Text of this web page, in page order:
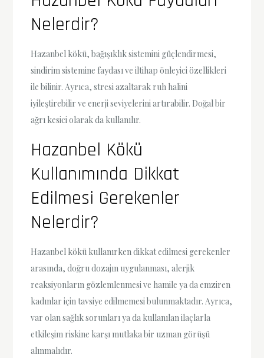
Nelerdir?
Hazanbel kökü, bağışıklık sistemini güçlendirmesi,
sindirim sistemine faydası ve iltihap önleyici özellikleri
ile bilinir. Ayrıca, stresi azaltarak ruh halini
iyileştirebilir ve enerji seviyelerini artırabilir. Doğal bir
ağrı kesici olarak da kullanılır.
Hazanbel Kökü
Kullanımında Dikkat
Edilmesi Gerekenler
Nelerdir?
Hazanbel kökü kullanırken dikkat edilmesi gerekenler
arasında, doğru dozajın uygulanması, alerjik
reaksiyonların gözlemlenmesi ve hamile ya da emziren
kadınlar için tavsiye edilmemesi bulunmaktadır. Ayrıca,
var olan sağlık sorunları ya da kullanılan ilaçlarla
etkileşim riskine karşı mutlaka bir uzman görüşü
alınmalıdır.